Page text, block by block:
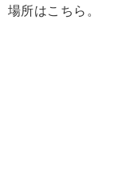
場所はこちら。